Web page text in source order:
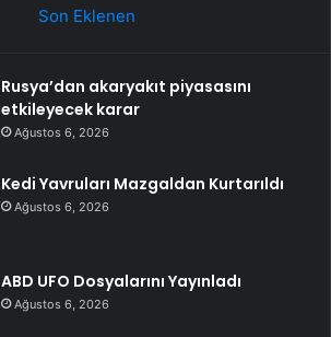
Son Eklenen
Rusya’dan akaryakıt piyasasını
etkileyecek karar
Ağustos 6, 2026
Kedi Yavruları Mazgaldan Kurtarıldı
Ağustos 6, 2026
ABD UFO Dosyalarını Yayınladı
Ağustos 6, 2026